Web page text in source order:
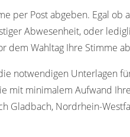
per Post abgeben. Egal ob
Abwesenheit, oder
dem Wahltag Ihre Stimme
notwendigen Unterlagen
mit minimalem Aufwand
Gladbach, Nordrhein-